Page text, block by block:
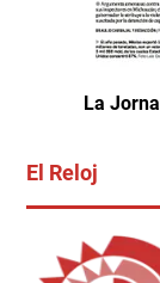
La
El Reloj